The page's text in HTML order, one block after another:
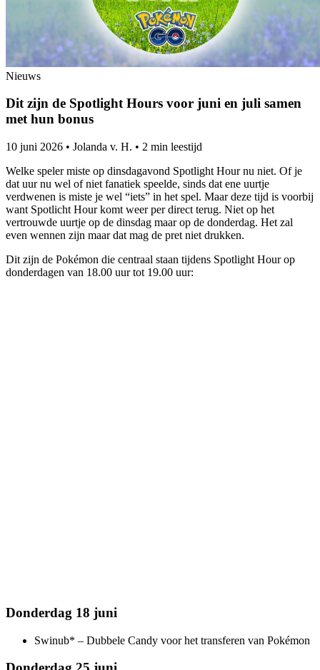
Nieuws
Dit zijn de Spotlight Hours voor juni en juli samen
met hun bonus
10 juni 2026 • Jolanda v. H. • 2 min leestijd
Welke speler miste op dinsdagavond Spotlight Hour nu niet. Of je
dat uur nu wel of niet fanatiek speelde, sinds dat ene uurtje
verdwenen is miste je wel “iets” in het spel. Maar deze tijd is voorbij
want Spotlicht Hour komt weer per direct terug. Niet op het
vertrouwde uurtje op de dinsdag maar op de donderdag. Het zal
even wennen zijn maar dat mag de pret niet drukken.
Dit zijn de Pokémon die centraal staan tijdens Spotlight Hour op
donderdagen van 18.00 uur tot 19.00 uur:
Donderdag 18 juni
Swinub* – Dubbele Candy voor het transferen van Pokémon